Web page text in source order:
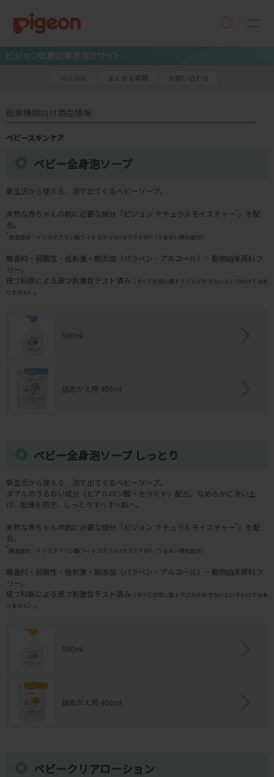
商品情報 よくある質問 お問い合わせ
医療機関向け商品情報
ベビースキンケア
ベビー全身泡ソープ
新生児から使える、泡で出てくるベビーソープ。
未熟な赤ちゃんの肌に必要な成分「ピジョン ナチュラルモイスチャー * 」を配
合。
*保湿成分：イソステアリン酸フィトステリル+セラミドNP（うるおい類似成分）
無香料・弱酸性・低刺激・無添加（パラベン・アルコール）・動物由来原料フ
リー。
皮フ科医による皮フ刺激性テスト済み （すべての方に肌トラブルがおきないというわけではあ
りません） 。
500ml
詰めかえ用 400ml
ベビー全身泡ソープ しっとり
新生児から使える、泡で出てくるベビーソープ。
ダブルのうるおい成分（ヒアルロン酸・セラミド）配合。なめらかに洗い上
げ、乾燥を防ぎ、しっとりすべすべ肌へ。
未熟な赤ちゃんの肌に必要な成分「ピジョン ナチュラルモイスチャー * 」を配
合。
*保湿成分：イソステアリン酸フィトステリル+セラミドNP（うるおい類似成分）
無香料・弱酸性・低刺激・無添加（パラベン・アルコール）・動物由来原料フ
リー。
皮フ科医による皮フ刺激性テスト済み （すべての方に肌トラブルがおきないというわけではあ
りません） 。
500ml
詰めかえ用 400ml
ベビークリアローション